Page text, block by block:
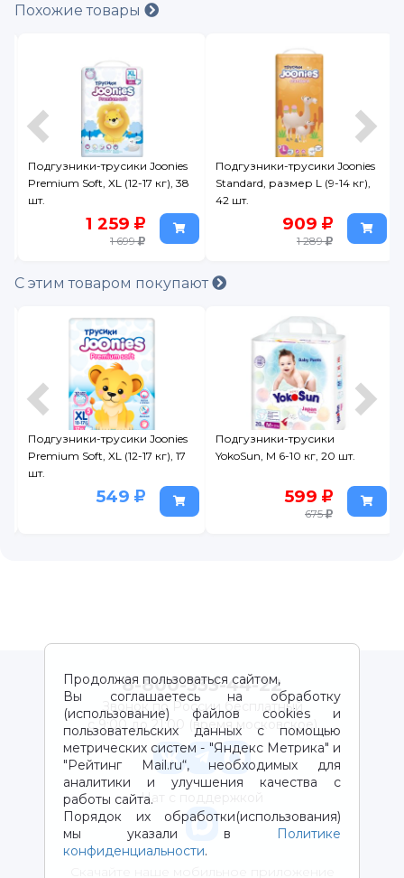
Похожие товары
Подгузники-трусики Joonies
Premium Soft, XL (12-17 кг), 38
шт.
1 259
1 699
Подгузники-трусики Joonies
Standard, размер L (9-14 кг),
42 шт.
909
1 289
С этим товаром покупают
Подгузники-трусики Joonies
Premium Soft, XL (12-17 кг), 17
шт.
549
Подгузники-трусики
YokoSun, M 6-10 кг, 20 шт.
599
675
Продолжая пользоваться сайтом,
Вы соглашаетесь на обработку
(использование) файлов cookies и
пользовательских данных с помощью
метрических систем - "Яндекс Метрика" и
"Рейтинг Mail.ru“, необходимых для
аналитики и улучшения качества с
работы сайта.
Порядок их обработки(использования)
мы указали в
Политике
конфиденциальности.
8-800-333-44-22
Звонок по России бесплатный
с 9:00 до 21:00 (время московское)
Чат с поддержкой